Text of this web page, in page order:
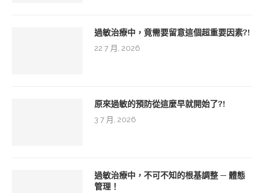
過敏治療中，竟需要留意這個超重要因素?!
22 7 月, 2026
原來過敏的預防從這麼早就開始了?!
3 7 月, 2026
過敏治療中，不可不知的根基調整 ─ 體態
管理！